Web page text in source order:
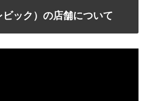
ック）の店舗について